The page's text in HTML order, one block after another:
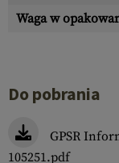
Waga w
Do pobrania
GPSR
105251.pdf